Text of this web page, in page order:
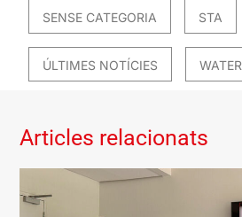
SENSE CATEGORIA STA
ÚLTIMES NOTÍCIES WATER
Articles relacionats